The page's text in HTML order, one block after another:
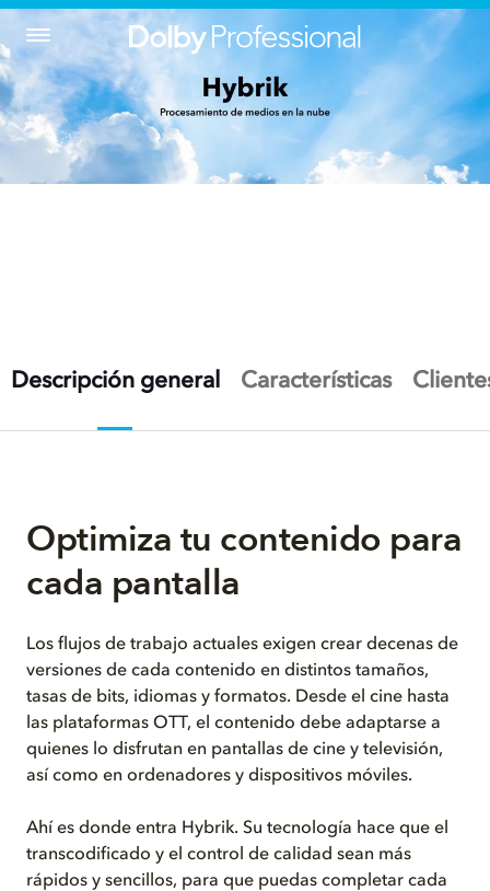
Descripción general Características
Optimiza tu contenido para
cada pantalla
Los flujos de trabajo actuales exigen crear decenas de
versiones de cada contenido en distintos tamaños,
tasas de bits, idiomas y formatos. Desde el cine hasta
las plataformas OTT, el contenido debe adaptarse a
quienes lo disfrutan en pantallas de cine y televisión,
así como en ordenadores y dispositivos móviles.
Ahí es donde entra Hybrik. Su tecnología hace que el
transcodificado y el control de calidad sean más
rápidos y sencillos, para que puedas completar cada